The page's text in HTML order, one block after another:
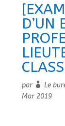
D’UN
par Le
Mar 2019